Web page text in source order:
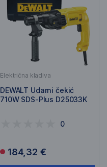
Električna kladiva
DEWALT Udarni čekić
710W SDS-Plus D25033K
0
184,32 €